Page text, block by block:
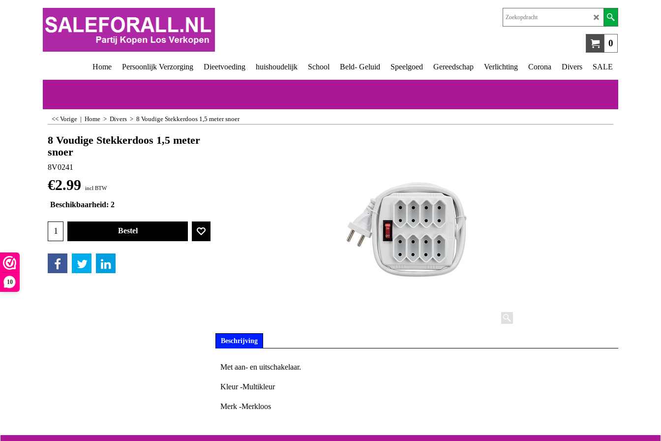
10
0
Home Persoonlijk Verzorging Dieetvoeding huishoudelijk School Beld- Geluid Speelgoed Gereedschap Verlichting Corona Divers SALE
<< Vorige | Home > Divers > 8 Voudige Stekkerdoos 1,5 meter snoer
8 Voudige Stekkerdoos 1,5 meter
snoer
8V0241
€2.99 incl BTW
Beschikbaarheid: 2
Bestel
Beschrijving
Met aan- en uitschakelaar.
Kleur -Multikleur
Merk -Merkloos